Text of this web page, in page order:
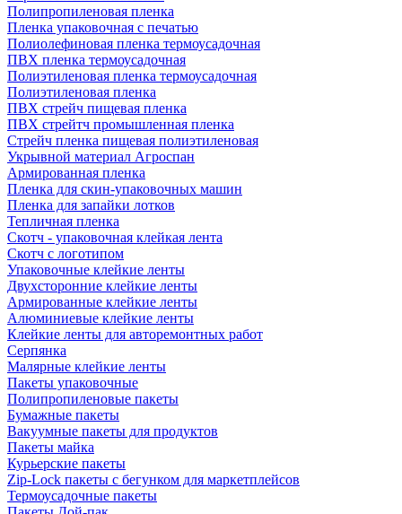
Полипропиленовая пленка
Пленка упаковочная с печатью
Полиолефиновая пленка термоусадочная
ПВХ пленка термоусадочная
Полиэтиленовая пленка термоусадочная
Полиэтиленовая пленка
ПВХ стрейч пищевая пленка
ПВХ стрейтч промышленная пленка
Стрейч пленка пищевая полиэтиленовая
Укрывной материал Агроспан
Армированная пленка
Пленка для скин-упаковочных машин
Пленка для запайки лотков
Тепличная пленка
Скотч - упаковочная клейкая лента
Скотч с логотипом
Упаковочные клейкие ленты
Двухсторонние клейкие ленты
Армированные клейкие ленты
Алюминиевые клейкие ленты
Клейкие ленты для авторемонтных работ
Серпянка
Малярные клейкие ленты
Пакеты упаковочные
Полипропиленовые пакеты
Бумажные пакеты
Вакуумные пакеты для продуктов
Пакеты майка
Курьерские пакеты
Zip-Lock пакеты с бегунком для маркетплейсов
Термоусадочные пакеты